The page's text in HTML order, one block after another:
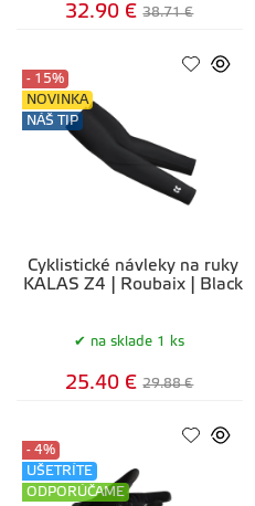
32.90 € 38.71 €
Cyklistické návleky na ruky
KALAS Z4 | Roubaix | Black
- 15%
NOVINKA
NÁŠ TIP
na sklade 1 ks
25.40 € 29.88 €
- 4%
UŠETRÍTE
ODPORÚČAME